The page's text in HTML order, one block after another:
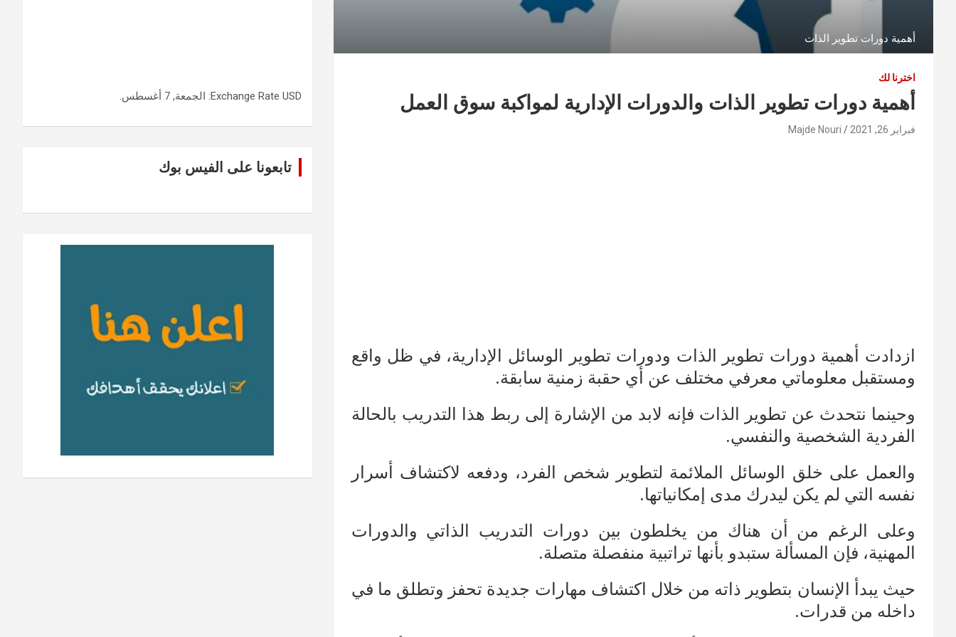
أهمية دورات تطوير الذات
اخترنا لك
أهمية دورات تطوير الذات والدورات الإدارية لمواكبة سوق العمل
فبراير 26, 2021 Majde Nouri
ازدادت أهمية دورات تطوير الذات ودورات تطوير الوسائل الإدارية، في ظل واقع
ومستقبل معلوماتي معرفي مختلف عن أي حقبة زمنية سابقة.
وحينما نتحدث عن تطوير الذات فإنه لابد من الإشارة إلى ربط هذا التدريب بالحالة
الفردية الشخصية والنفسي.
والعمل على خلق الوسائل الملائمة لتطوير شخص الفرد، ودفعه لاكتشاف أسرار
نفسه التي لم يكن ليدرك مدى إمكانياتها.
وعلى الرغم من أن هناك من يخلطون بين دورات التدريب الذاتي والدورات
المهنية، فإن المسألة ستبدو بأنها تراتبية منفصلة متصلة.
حيث يبدأ الإنسان بتطوير ذاته من خلال اكتشاف مهارات جديدة تحفز وتطلق ما في
داخله من قدرات.
Exchange Rate USD : الجمعة, 7 أغسطس.
تابعونا على الفيس بوك